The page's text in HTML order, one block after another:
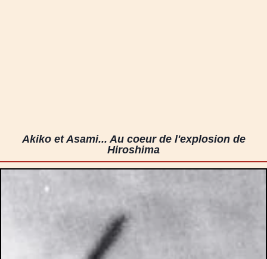
Akiko et Asami... Au coeur de l'explosion de
Hiroshima